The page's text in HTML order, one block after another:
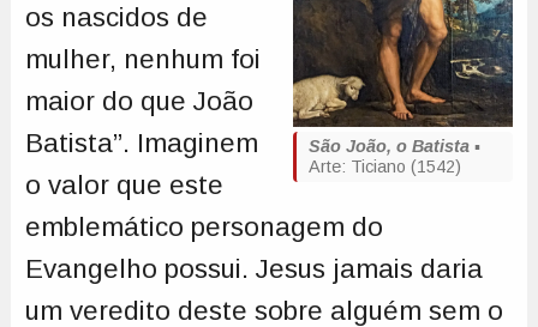
São João, o Batista ▪️
Arte: Ticiano (1542)
os nascidos de
mulher, nenhum foi
maior do que João
Batista”. Imaginem
o valor que este
emblemático personagem do
Evangelho possui. Jesus jamais daria
um veredito deste sobre alguém sem o